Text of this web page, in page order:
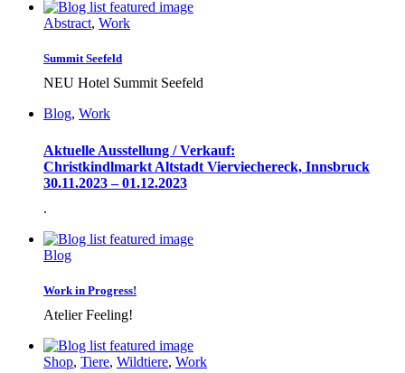
Abstract, Work
Summit Seefeld
NEU Hotel Summit Seefeld
Blog, Work
Aktuelle Ausstellung / Verkauf:
Christkindlmarkt Altstadt Vierviechereck, Innsbruck
30.11.2023 – 01.12.2023
.
Blog
Work in Progress!
Atelier Feeling!
Shop, Tiere, Wildtiere, Work